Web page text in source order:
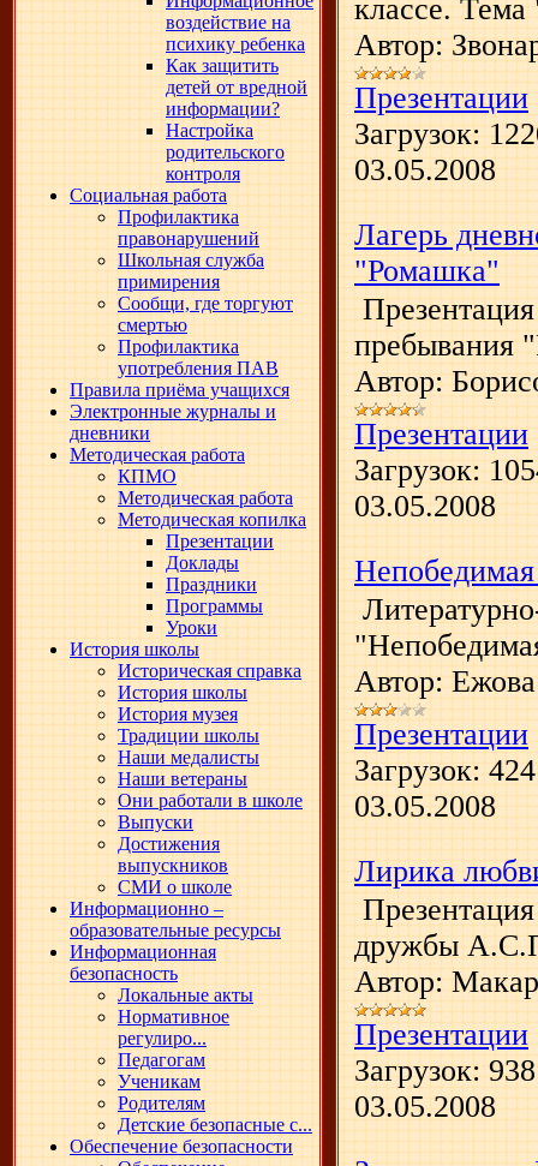
воздействие на
психику ребенка
Как защитить
детей от вредной
информации?
Настройка
родительского
контроля
Социальная работа
Профилактика
правонарушений
Школьная служба
примирения
Сообщи, где торгуют
смертью
Профилактика
употребления ПАВ
Правила приёма учащихся
Электронные журналы и
дневники
Методическая работа
КПМО
Методическая работа
Методическая копилка
Презентации
Доклады
Праздники
Программы
Уроки
История школы
Историческая справка
История школы
История музея
Традиции школы
Наши медалисты
Наши ветераны
Они работали в школе
Выпуски
Достижения
выпускников
СМИ о школе
Информационно –
образовательные ресурсы
Информационная
безопасность
Локальные акты
Нормативное
регулиро...
Педагогам
Ученикам
Родителям
Детские безопасные с...
Обеспечение безопасности
классе.
Автор:
Презентации
Загрузок:
03.05.2008
Лагерь
"Ромашка"
пребывания
Автор:
Презентации
Загрузок:
03.05.2008
Автор:
Презентации
Загрузок: 424
03.05.2008
Лирика
дружбы
Автор:
Презентации
Загрузок: 938
03.05.2008